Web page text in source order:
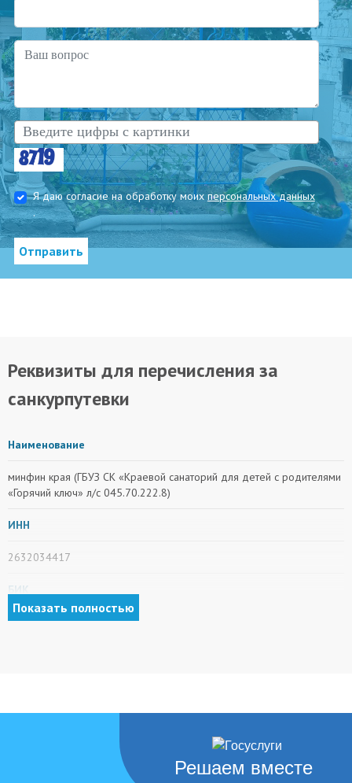
Я даю согласие на обработку моихперсональных данных
.
Отправить
Реквизиты для перечисления за
санкурпутевки
Наименование
минфин края (ГБУЗ СК «Краевой санаторий для детей с родителями
«Горячий ключ» л/с 045.70.222.8)
ИНН
2632034417
БИК
010702101
ОТДЕЛЕНИЕ СТАВРОПОЛЬ БАНКА РОССИИ//УФК по
Ставропольскому краю г. Ставрополь
Показать полностью
Решаем вместе